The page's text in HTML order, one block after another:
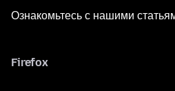
Ознакомьтесь с нашими
Firefox